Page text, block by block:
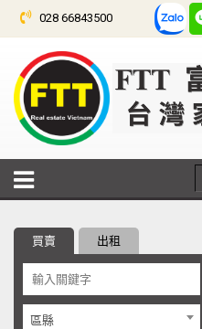
028 66843500
買賣 出租
區縣